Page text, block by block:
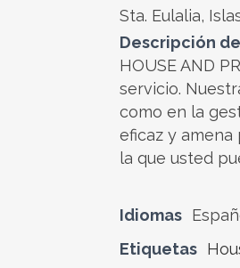
Sta. Eulalia,
Descripción
HOUSE AND
servicio.
como en la
eficaz y
la que usted
Idiomas
Etiquetas